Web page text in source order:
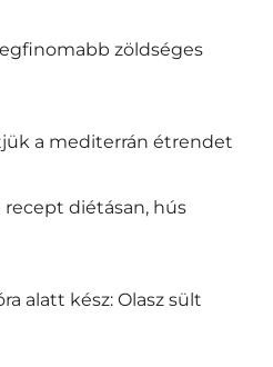
zöldséges
a mediterrán étrendet
recept diétásan, hús
alatt kész: Olasz sült